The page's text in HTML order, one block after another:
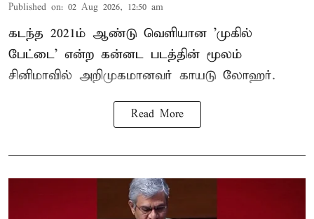
Published on: 02 Aug 2026, 12:50 am
கடந்த 2021ம் ஆண்டு வெளியான 'முகில்
பேட்டை' என்ற கன்னட படத்தின் மூலம்
சினிமாவில் அறிமுகமானவர் காயடு லோஹர்.
Read More